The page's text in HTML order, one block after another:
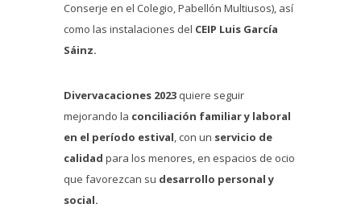
Conserje en el Colegio, Pabellón Multiusos), así
como las instalaciones del CEIP Luis García
Sáinz.
Divervacaciones 2023 quiere seguir
mejorando la conciliación familiar y laboral
en el período estival, con un servicio de
calidad para los menores, en espacios de ocio
que favorezcan su desarrollo personal y
social.